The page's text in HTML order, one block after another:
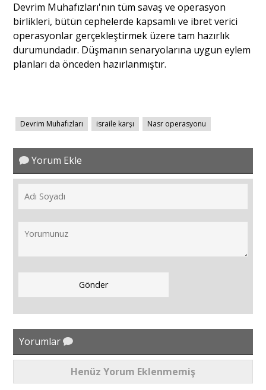
Devrim Muhafızları'nın tüm savaş ve operasyon
birlikleri, bütün cephelerde kapsamlı ve ibret verici
operasyonlar gerçekleştirmek üzere tam hazırlık
durumundadır. Düşmanın senaryolarına uygun eylem
planları da önceden hazırlanmıştır.
Devrim Muhafızları israile karşı Nasr operasyonu
Yorum Ekle
Yorumlar
Henüz Yorum Eklenmemiş